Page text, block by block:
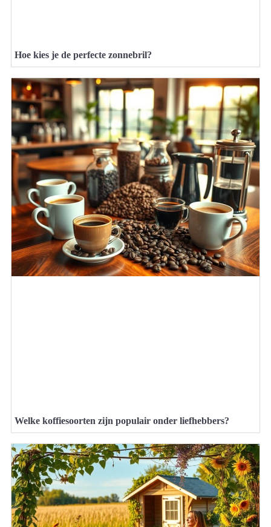
Hoe kies je de perfecte zonnebril?
Welke koffiesoorten zijn populair onder liefhebbers?